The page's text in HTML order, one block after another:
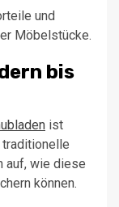
und
Möbelstücke.
bis
ist
auf, wie diese
können.